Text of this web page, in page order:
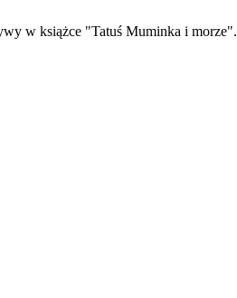
w książce "Tatuś Muminka i morze".